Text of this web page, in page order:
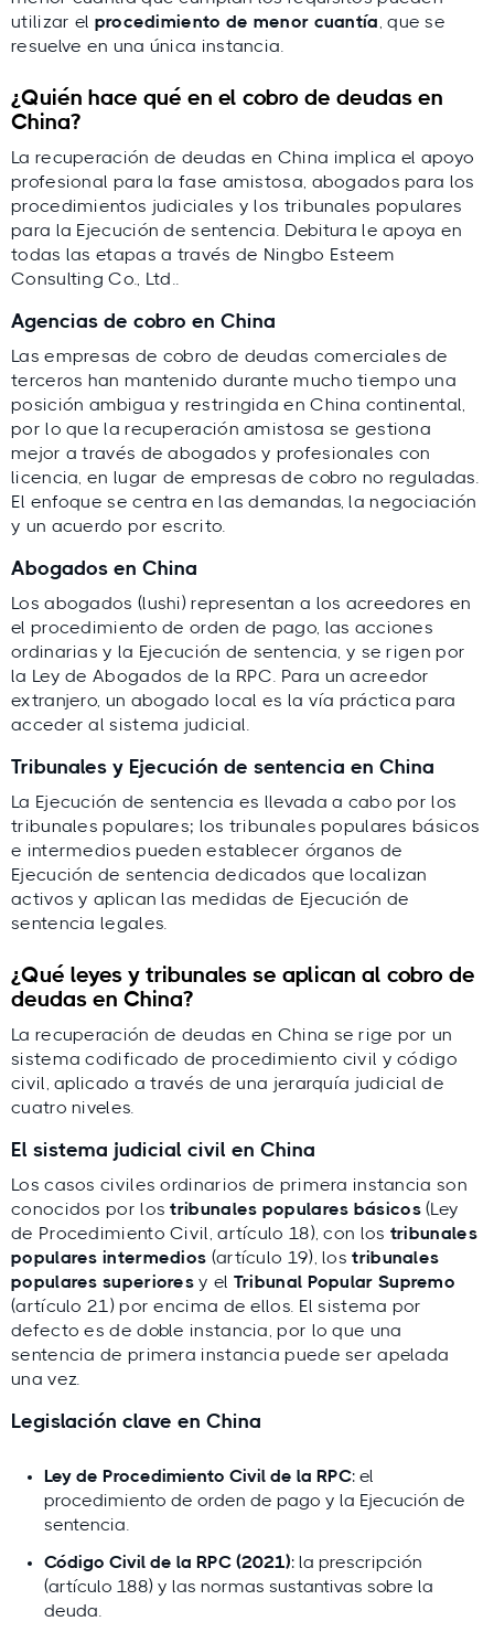
utilizar el procedimiento de menor cuantía , que se
resuelve en una única instancia.
¿Quién hace qué en el cobro de deudas en
China?
La recuperación de deudas en China implica el apoyo
profesional para la fase amistosa, abogados para los
procedimientos judiciales y los tribunales populares
para la Ejecución de sentencia. Debitura le apoya en
todas las etapas a través de Ningbo Esteem
Consulting Co., Ltd..
Agencias de cobro en China
Las empresas de cobro de deudas comerciales de
terceros han mantenido durante mucho tiempo una
posición ambigua y restringida en China continental,
por lo que la recuperación amistosa se gestiona
mejor a través de abogados y profesionales con
licencia, en lugar de empresas de cobro no reguladas.
El enfoque se centra en las demandas, la negociación
y un acuerdo por escrito.
Abogados en China
Los abogados (lushi) representan a los acreedores en
el procedimiento de orden de pago, las acciones
ordinarias y la Ejecución de sentencia, y se rigen por
la Ley de Abogados de la RPC. Para un acreedor
extranjero, un abogado local es la vía práctica para
acceder al sistema judicial.
Tribunales y Ejecución de sentencia en China
La Ejecución de sentencia es llevada a cabo por los
tribunales populares; los tribunales populares básicos
e intermedios pueden establecer órganos de
Ejecución de sentencia dedicados que localizan
activos y aplican las medidas de Ejecución de
sentencia legales.
¿Qué leyes y tribunales se aplican al cobro de
deudas en China?
La recuperación de deudas en China se rige por un
sistema codificado de procedimiento civil y código
civil, aplicado a través de una jerarquía judicial de
cuatro niveles.
El sistema judicial civil en China
Los casos civiles ordinarios de primera instancia son
conocidos por lostribunales populares básicos(Ley
de Procedimiento Civil, artículo 18), con los tribunales
populares intermedios (artículo 19), lostribunales
populares superiores y el Tribunal Popular Supremo
(artículo 21) por encima de ellos. El sistema por
defecto es de doble instancia, por lo que una
sentencia de primera instancia puede ser apelada
una vez.
Legislación clave en China
Ley de Procedimiento Civil de la RPC: el
procedimiento de orden de pago y la Ejecución de
sentencia.
Código Civil de la RPC (2021): la prescripción
(artículo 188) y las normas sustantivas sobre la
deuda.